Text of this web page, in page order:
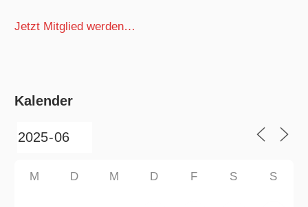
Jetzt Mitglied werden…
Kalender
M D M D F S S